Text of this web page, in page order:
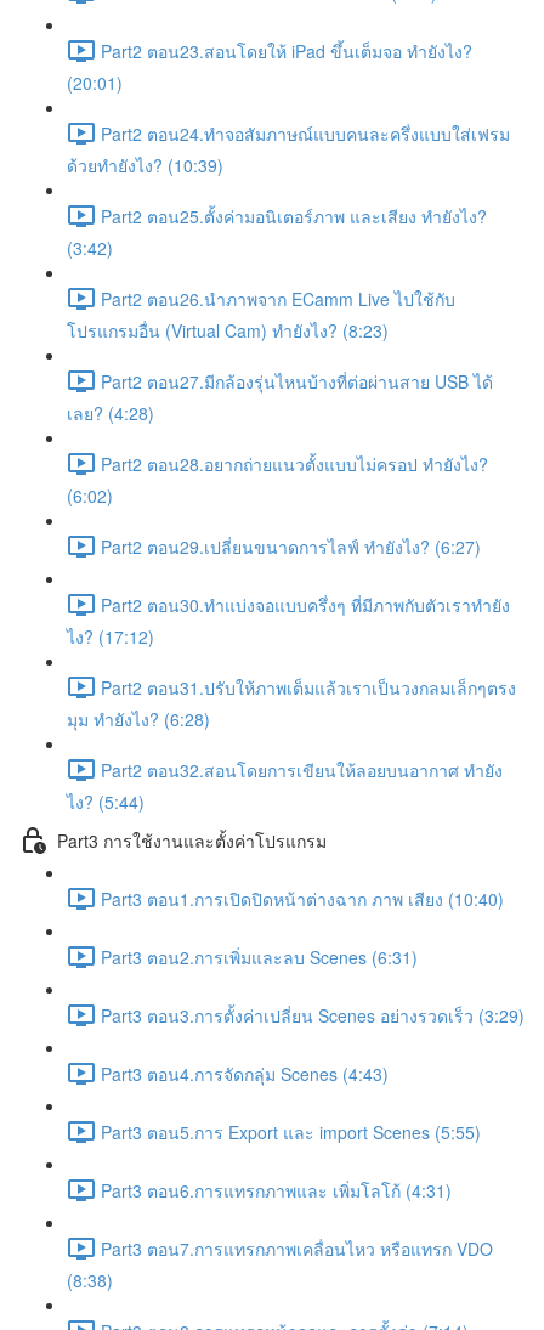
Part2 ตอน23.สอนโดยให้ iPad ขึ้นเต็มจอ ทำยังไง?
(20:01)
Part2 ตอน24.ทำจอสัมภาษณ์แบบคนละครึ่งแบบใส่เฟรม
ด้วยทำยังไง? (10:39)
Part2 ตอน25.ตั้งค่ามอนิเตอร์ภาพ และเสียง ทำยังไง?
(3:42)
Part2 ตอน26.นำภาพจาก ECamm Live ไปใช้กับ
โปรแกรมอื่น (Virtual Cam) ทำยังไง? (8:23)
Part2 ตอน27.มีกล้องรุ่นไหนบ้างที่ต่อผ่านสาย USB ได้
เลย? (4:28)
Part2 ตอน28.อยากถ่ายแนวตั้งแบบไม่ครอป ทำยังไง?
(6:02)
Part2 ตอน29.เปลี่ยนขนาดการไลฟ์ ทำยังไง? (6:27)
Part2 ตอน30.ทำแบ่งจอแบบครึ่งๆ ที่มีภาพกับตัวเราทำยัง
ไง? (17:12)
Part2 ตอน31.ปรับให้ภาพเต็มแล้วเราเป็นวงกลมเล็กๆตรง
มุม ทำยังไง? (6:28)
Part2 ตอน32.สอนโดยการเขียนให้ลอยบนอากาศ ทำยัง
ไง? (5:44)
Part3 การใช้งานและตั้งค่าโปรแกรม
Part3 ตอน1.การเปิดปิดหน้าต่างฉาก ภาพ เสียง (10:40)
Part3 ตอน2.การเพิ่มและลบ Scenes (6:31)
Part3 ตอน3.การตั้งค่าเปลี่ยน Scenes อย่างรวดเร็ว (3:29)
Part3 ตอน4.การจัดกลุ่ม Scenes (4:43)
Part3 ตอน5.การ Export และ import Scenes (5:55)
Part3 ตอน6.การแทรกภาพและ เพิ่มโลโก้ (4:31)
Part3 ตอน7.การแทรกภาพเคลื่อนไหว หรือแทรก VDO
(8:38)